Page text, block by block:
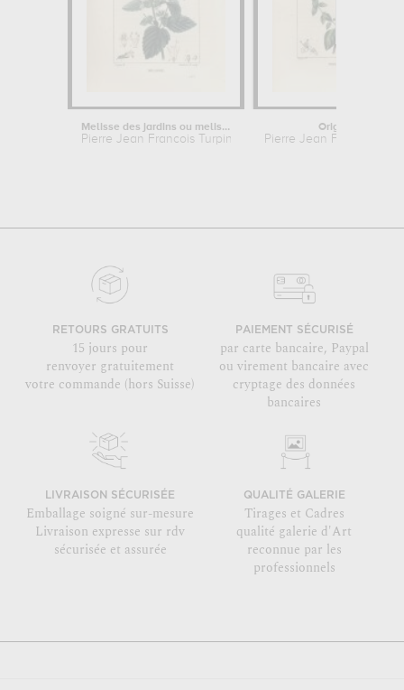
Melisse des jardins ou melisse...
Pierre Jean Francois Turpin
Origan
Pierre Jean Francois
RETOURS GRATUITS
15 jours pour
renvoyer gratuitement
votre commande (hors Suisse)
PAIEMENT SÉCURISÉ
par carte bancaire, Paypal
ou virement bancaire avec
cryptage des données
bancaires
LIVRAISON SÉCURISÉE
Emballage soigné sur-mesure
Livraison expresse sur rdv
sécurisée et assurée
QUALITÉ GALERIE
Tirages et Cadres
qualité galerie d'Art
reconnue par les
professionnels